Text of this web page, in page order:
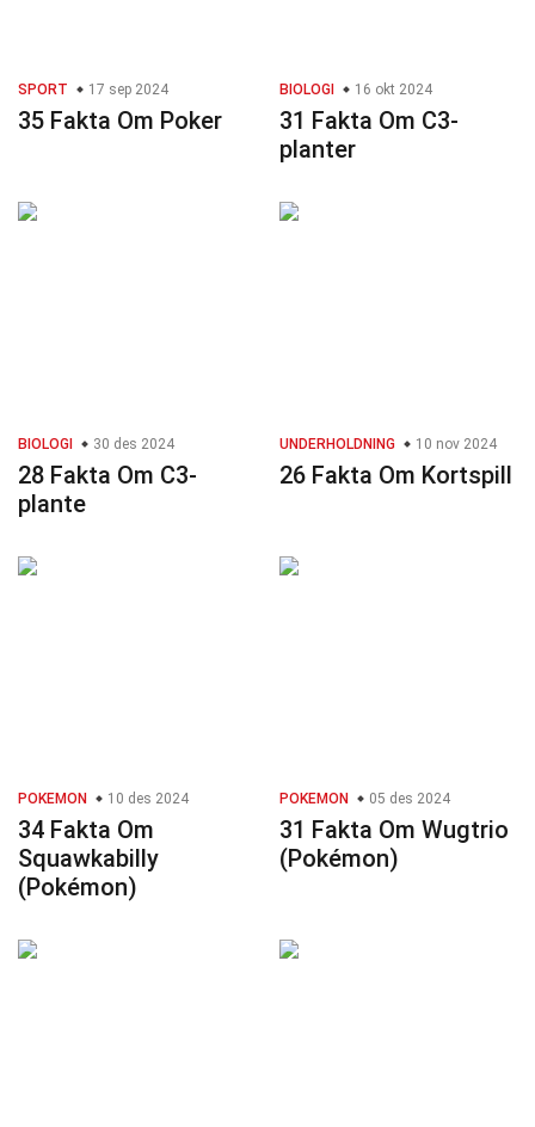
SPORT 17 sep 2024
35 Fakta Om Poker
BIOLOGI 16 okt 2024
31 Fakta Om C3-
planter
BIOLOGI 30 des 2024
28 Fakta Om C3-
plante
UNDERHOLDNING 10 nov 2024
26 Fakta Om Kortspill
POKEMON 10 des 2024
34 Fakta Om
Squawkabilly
(Pokémon)
POKEMON 05 des 2024
31 Fakta Om Wugtrio
(Pokémon)